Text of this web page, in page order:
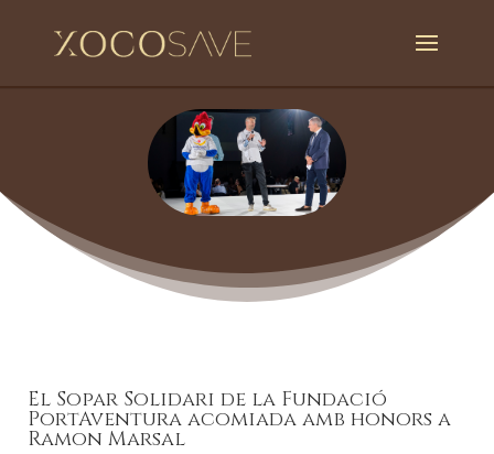
El Sopar Solidari de la Fundació
PortAventura acomiada amb honors a
Ramon Marsal